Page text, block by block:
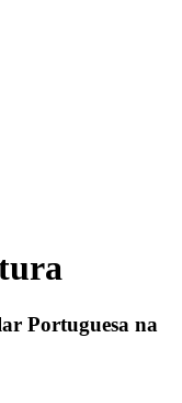
Portuguesa na